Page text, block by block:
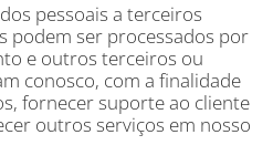
pessoais a terceiros
podem ser processados ​​por
e outros terceiros ou
conosco, com a finalidade
fornecer suporte ao cliente
outros serviços em nosso